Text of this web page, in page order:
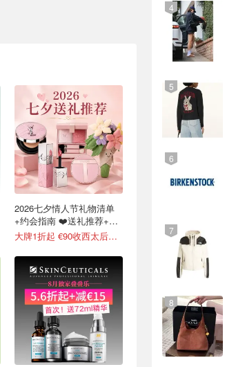
2026七夕情人节礼物清单
+约会指南 ❤️送礼推荐+折
扣汇总
大牌1折起 €90收西太后土星耳钉